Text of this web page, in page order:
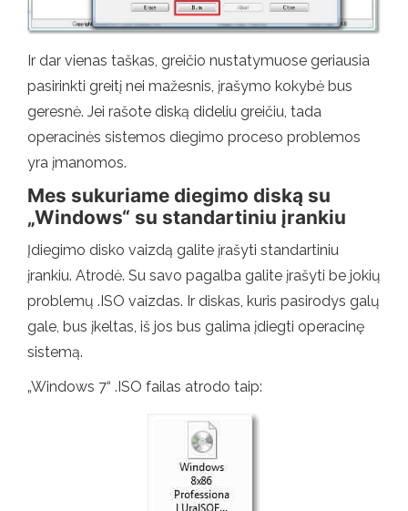
Ir dar vienas taškas, greičio nustatymuose geriausia
pasirinkti greitį nei mažesnis, įrašymo kokybė bus
geresnė. Jei rašote diską dideliu greičiu, tada
operacinės sistemos diegimo proceso problemos
yra įmanomos.
Mes sukuriame diegimo diską su
„Windows“ su standartiniu įrankiu
Įdiegimo disko vaizdą galite įrašyti standartiniu
įrankiu. Atrodė. Su savo pagalba galite įrašyti be jokių
problemų .ISO vaizdas. Ir diskas, kuris pasirodys galų
gale, bus įkeltas, iš jos bus galima įdiegti operacinę
sistemą.
„Windows 7“ .ISO failas atrodo taip: